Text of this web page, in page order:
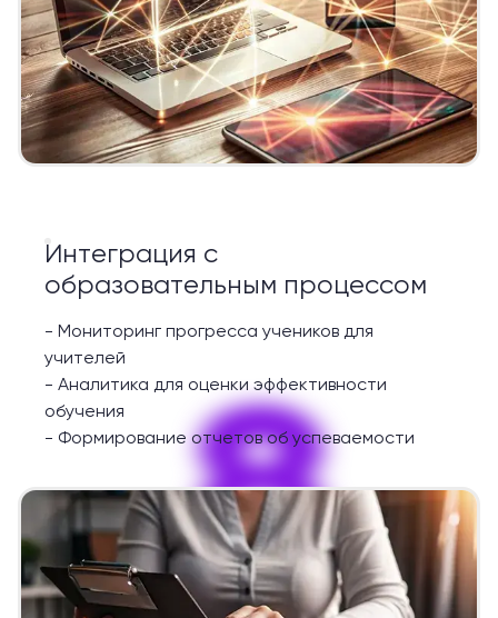
8
Интеграция с
образовательным процессом
- Мониторинг прогресса учеников для
учителей
- Аналитика для оценки эффективности
обучения
- Формирование отчетов об успеваемости